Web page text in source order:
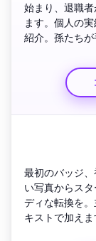
始まり、退職
ます。個人の
紹介。孫たち
最初のバッジ
い写真からス
ディな転換を
キストで加え